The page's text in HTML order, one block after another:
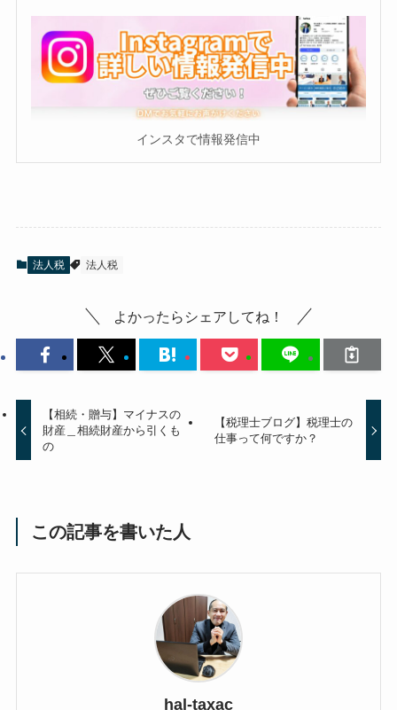
インスタで情報発信中
法人税 法人税
よかったらシェアしてね！
【相続・贈与】マイナスの
財産＿相続財産から引くも
の
【税理士ブログ】税理士の
仕事って何ですか？
この記事を書いた人
hal-taxac